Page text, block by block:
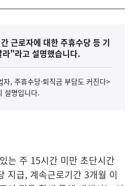
근로자에 대한 주휴수당 등 기
"라고 설명했습니다.
, 주휴수당·퇴직금 부담도 커진다>
설명입니다.
는 주 15시간 미만 초단시간
지급, 계속근로기간 3개월 이